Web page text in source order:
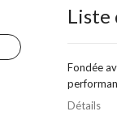
Liste
Fondée
Détails